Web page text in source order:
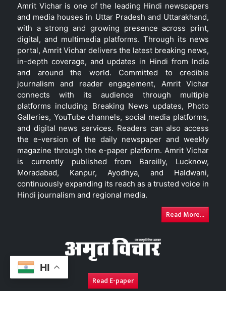
HI
Amrit Vichar is one of the leading Hindi newspapers
and media houses in Uttar Pradesh and Uttarakhand,
with a strong and growing presence across print,
digital, and multimedia platforms. Through its news
portal, Amrit Vichar delivers the latest breaking news,
in-depth coverage, and updates in Hindi from India
and around the world. Committed to credible
journalism and reader engagement, Amrit Vichar
connects with its audience through multiple
platforms including Breaking News updates, Photo
Galleries, YouTube channels, social media platforms,
and digital news services. Readers can also access
the e-version of the daily newspaper and weekly
magazine through the e-paper platform. Amrit Vichar
is currently published from Bareilly, Lucknow,
Moradabad, Kanpur, Ayodhya, and Haldwani,
continuously expanding its reach as a trusted voice in
Hindi journalism and regional media.
Read More...
Read E-paper